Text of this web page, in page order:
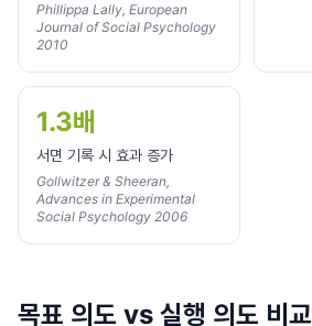
Phillippa Lally, European
Journal of Social Psychology
2010
1.3배
서면 기록 시 효과 증가
Gollwitzer & Sheeran,
Advances in Experimental
Social Psychology 2006
목표 의도 vs 실행 의도 비교